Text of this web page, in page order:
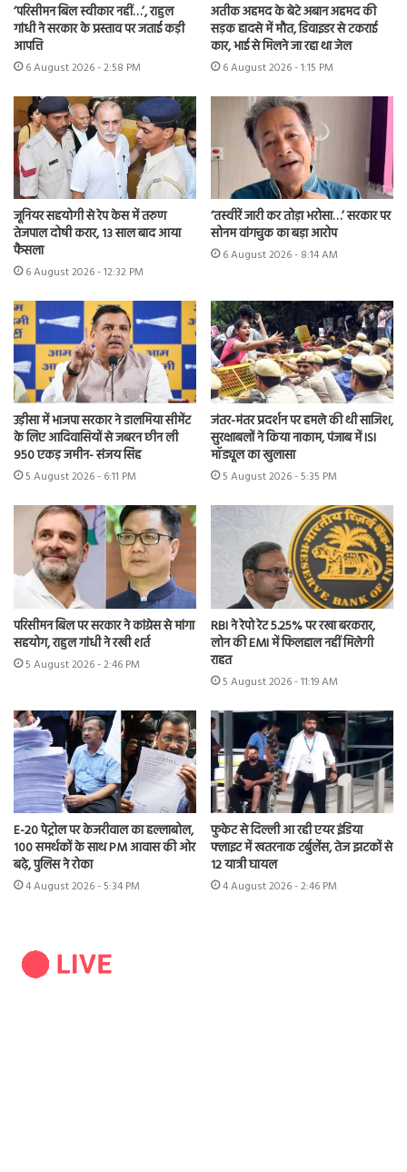
‘परिसीमन बिल स्वीकार नहीं…’, राहुल
गांधी ने सरकार के प्रस्ताव पर जताई कड़ी
आपत्ति
6 August 2026 - 2:58 PM
अतीक अहमद के बेटे अबान अहमद की
सड़क हादसे में मौत, डिवाइडर से टकराई
कार, भाई से मिलने जा रहा था जेल
6 August 2026 - 1:15 PM
जूनियर सहयोगी से रेप केस में तरुण
तेजपाल दोषी करार, 13 साल बाद आया
फैसला
6 August 2026 - 12:32 PM
‘तस्वीरें जारी कर तोड़ा भरोसा…’ सरकार पर
सोनम वांगचुक का बड़ा आरोप
6 August 2026 - 8:14 AM
उड़ीसा में भाजपा सरकार ने डालमिया सीमेंट
के लिए आदिवासियों से जबरन छीन ली
950 एकड़ जमीन- संजय सिंह
5 August 2026 - 6:11 PM
जंतर-मंतर प्रदर्शन पर हमले की थी साजिश,
सुरक्षाबलों ने किया नाकाम, पंजाब में ISI
मॉड्यूल का खुलासा
5 August 2026 - 5:35 PM
परिसीमन बिल पर सरकार ने कांग्रेस से मांगा
सहयोग, राहुल गांधी ने रखी शर्त
5 August 2026 - 2:46 PM
RBI ने रेपो रेट 5.25% पर रखा बरकरार,
लोन की EMI में फिलहाल नहीं मिलेगी
राहत
5 August 2026 - 11:19 AM
E-20 पेट्रोल पर केजरीवाल का हल्लाबोल,
100 समर्थकों के साथ PM आवास की ओर
बढ़े, पुलिस ने रोका
4 August 2026 - 5:34 PM
फुकेट से दिल्ली आ रही एयर इंडिया
फ्लाइट में खतरनाक टर्बुलेंस, तेज झटकों से
12 यात्री घायल
4 August 2026 - 2:46 PM